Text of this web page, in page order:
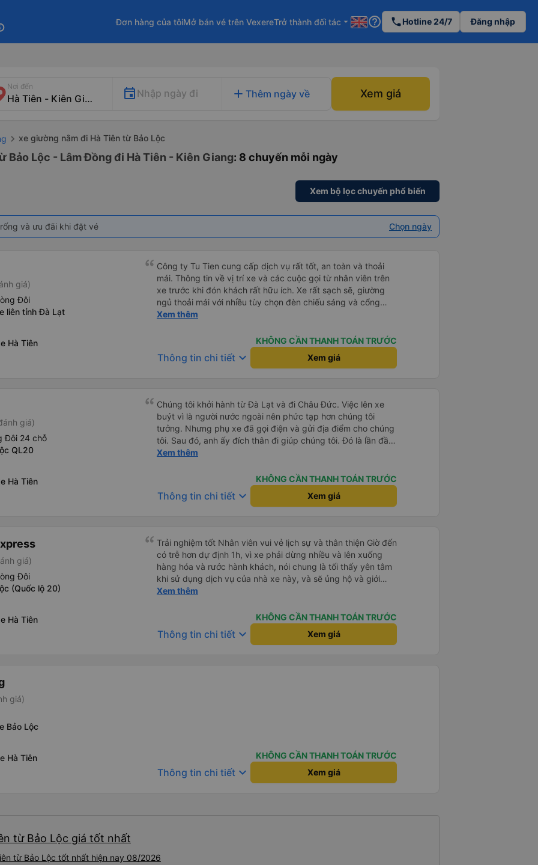
Đơn hàng của tôiMở bán vé trên VexereTrở thành đối tác arrow_drop_down help_outline phoneHotline 24/7 Đăng nhập
Nơi đến
Nhập ngày đi add Thêm ngày về Xem giá
xe giường nằm đi Hà Tiên từ Bảo Lộc
Bảo Lộc - Lâm Đồng đi Hà Tiên - Kiên Giang: 8 chuyến mỗi ngày
Xem bộ lọc chuyến phổ biến
và ưu đãi khi đặt vé Chọn ngày
giá)
Đôi
liên tỉnh Đà Lạt
Hà Tiên
Công ty Tu Tien cung cấp dịch vụ rất tốt, an toàn và thoải
mái. Thông tin về vị trí xe và các cuộc gọi từ nhân viên trên
xe trước khi đón khách rất hữu ích. Xe rất sạch sẽ, giường
ngủ thoải mái với nhiều tùy chọn đèn chiếu sáng và cổng
USB được đặt ở vị trí thuận tiện. Nhân viên rất lịch sự và xe
Xem thêm
KHÔNG CẦN THANH TOÁN TRƯỚC
Thông tin chi tiết keyboard_arrow_down Xem giá
giá)
Đôi 24 chỗ
QL20
Hà Tiên
Chúng tôi khởi hành từ Đà Lạt và đi Châu Đức. Việc lên xe
buýt vì là người nước ngoài nên phức tạp hơn chúng tôi
tưởng. Nhưng phụ xe đã gọi điện và gửi địa điểm cho chúng
tôi. Sau đó, anh ấy đích thân đi giúp chúng tôi. Đó là lần đầu
tiên đi xe giường nằm với hai đứa trẻ nhỏ khá thú vị. Chúng
uống. Tôi rất ngạc nhiên khi xe dừng lại lúc nửa đêm ở Cần
Thơ và mọi người xuống xe ăn. Khi đến điểm dừng, họ đánh
thức chúng tôi dậy và đảm bảo chúng tôi đã sẵn sàng. Nhìn
Xem thêm
KHÔNG CẦN THANH TOÁN TRƯỚC
Thông tin chi tiết keyboard_arrow_down Xem giá
giá)
Đôi
(Quốc lộ 20)
Hà Tiên
Trải nghiệm tốt Nhân viên vui vẻ lịch sự và thân thiện Giờ đến
có trễ hơn dự định 1h, vì xe phải dừng nhiều và lên xuống
hàng hóa và rước hành khách, nói chung là tối thấy yên tâm
khi sử dụng dịch vụ của nhà xe này, và sẽ ủng hộ và giới
thiệu cho người thân sử dụng dịch vụ của nhà xe này
Xem thêm
KHÔNG CẦN THANH TOÁN TRƯỚC
Thông tin chi tiết keyboard_arrow_down Xem giá
giá)
Bảo Lộc
Hà Tiên
KHÔNG CẦN THANH TOÁN TRƯỚC
Thông tin chi tiết keyboard_arrow_down Xem giá
từ Bảo Lộc giá tốt nhất
từ Bảo Lộc tốt nhất hiện nay 08/2026